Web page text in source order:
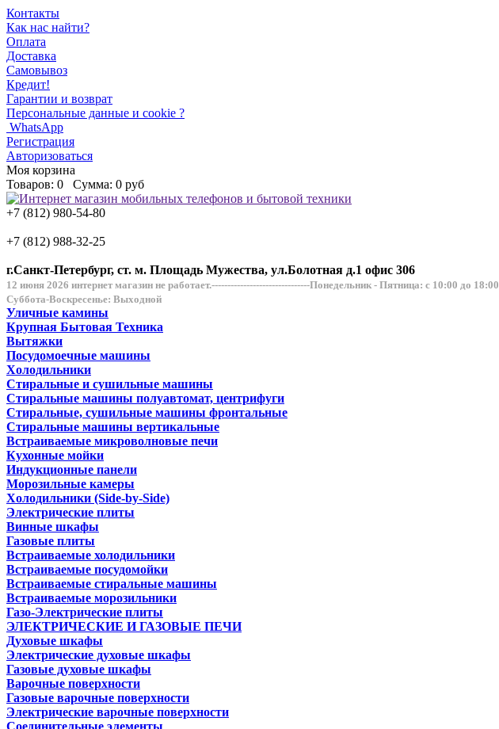
Контакты
Как нас найти?
Оплата
Доставка
Самовывоз
Кредит!
Гарантии и возврат
Персональные данные и cookie ?
WhatsApp
Регистрация
Авторизоваться
Моя корзина
Товаров: 0 Сумма: 0 руб
+7 (812) 980-54-80
+7 (812) 988-32-25
г.Санкт-Петербург, ст. м. Площадь Мужества, ул.Болотная д.1 офис 306
12 июня 2026 интернет магазин не работает.-------------------------------Понедельник - Пятница: с 10:00 до 18:00
Суббота-Воскресенье: Выходной
Уличные камины
Крупная Бытовая Техника
Вытяжки
Посудомоечные машины
Холодильники
Стиральные и сушильные машины
Стиральные машины полуавтомат, центрифуги
Стиральные, сушильные машины фронтальные
Стиральные машины вертикальные
Встраиваемые микроволновые печи
Кухонные мойки
Индукционные панели
Морозильные камеры
Холодильники (Side-by-Side)
Электрические плиты
Винные шкафы
Газовые плиты
Встраиваемые холодильники
Встраиваемые посудомойки
Встраиваемые стиральные машины
Встраиваемые морозильники
Газо-Электрические плиты
ЭЛЕКТРИЧЕСКИЕ И ГАЗОВЫЕ ПЕЧИ
Духовые шкафы
Электрические духовые шкафы
Газовые духовые шкафы
Варочные поверхности
Газовые варочные поверхности
Электрические варочные поверхности
Соединительные элементы